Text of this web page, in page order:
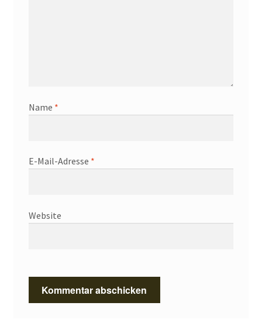
Name *
E-Mail-Adresse *
Website